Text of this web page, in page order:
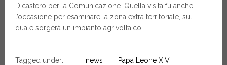
Dicastero per la Comunicazione. Quella visita fu anche
l’occasione per esaminare la zona extra territoriale, sul
quale sorgerà un impianto agrivoltaico.
Tagged under: news
Papa Leone XIV